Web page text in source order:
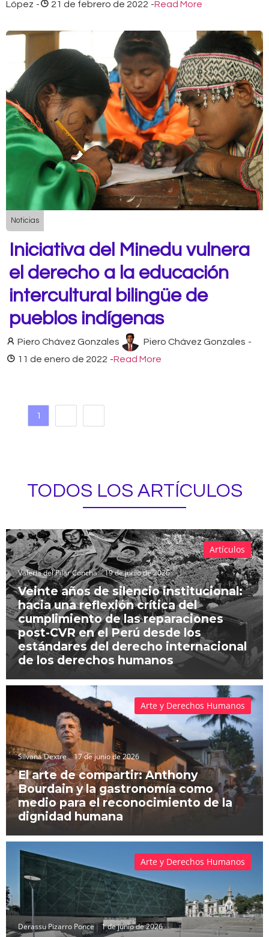
López - 21 de febrero de 2022 -Read More
Noticias
Iniciativa del Minedu vulnera
el derecho a la educación
intercultural bilingüe de
pueblos indígenas
Piero Chávez Gonzales Piero Chávez Gonzales -
11 de enero de 2022 -Read More
1
TODOS LOS ARTÍCULOS
Valeria del Pilar Concha 19 de junio de 2026
Veinte años de silencio institucional:
hacia una reflexión crítica del
cumplimiento de las reparaciones
post-CVR en el Perú desde los
estándares del derecho internacional
de los derechos humanos
Artículos
Silvana Dextre 17 de junio de 2026
El arte de compartir: Anthony
Bourdain y la gastronomía como
medio para el reconocimiento de la
dignidad humana
Arte y Derechos Humanos
Derassu Pizarro Ponce 1 de junio de 2026
Arte y Derechos Humanos